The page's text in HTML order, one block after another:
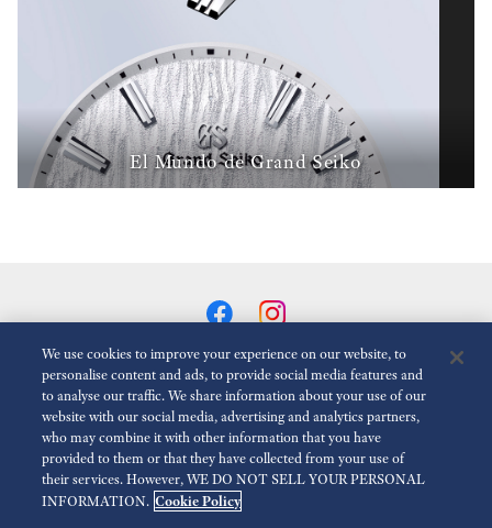
El Mundo de Grand Seiko
Reducir Animaciones Desactivado
Para la prensa Terms of Use Politica de privacidad
Política de cookies Accesibilidad
We use cookies to improve your experience on our website, to
personalise content and ads, to provide social media features and
to analyse our traffic. We share information about your use of our
website with our social media, advertising and analytics partners,
who may combine it with other information that you have
provided to them or that they have collected from your use of
their services. However, WE DO NOT SELL YOUR PERSONAL
INFORMATION. Cookie Policy